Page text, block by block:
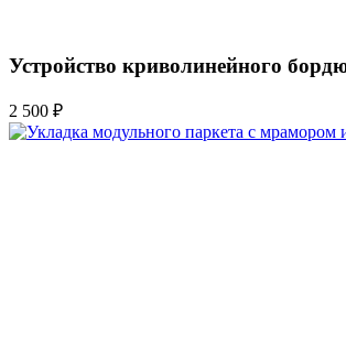
Устройство криволинейного
2 500 ₽